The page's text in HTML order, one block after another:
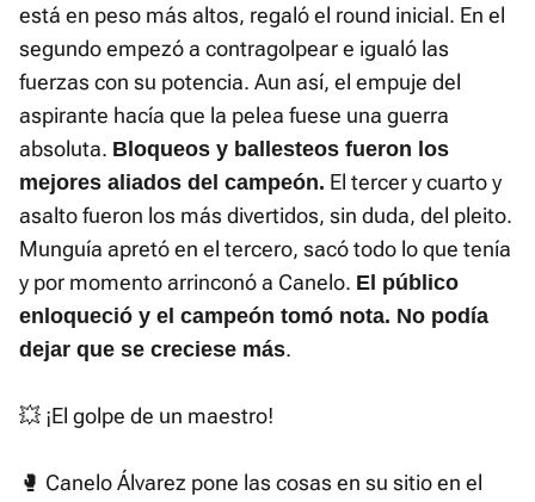
está en peso más altos, regaló el round inicial. En el
segundo empezó a contragolpear e igualó las
fuerzas con su potencia. Aun así, el empuje del
aspirante hacía que la pelea fuese una guerra
absoluta. Bloqueos y ballesteos fueron los
mejores aliados del campeón. El tercer y cuarto y
asalto fueron los más divertidos, sin duda, del pleito.
Munguía apretó en el tercero, sacó todo lo que tenía
y por momento arrinconó a Canelo. El público
enloqueció y el campeón tomó nota. No podía
dejar que se creciese más.
💥 ¡El golpe de un maestro!
🥊 Canelo Álvarez pone las cosas en su sitio en el